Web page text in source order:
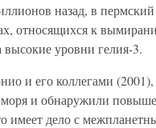
назад, в пермский
относящихся к
высокие уровни гелия-3.
и его коллегами (2001),
моря и обнаружили
имеет дело с